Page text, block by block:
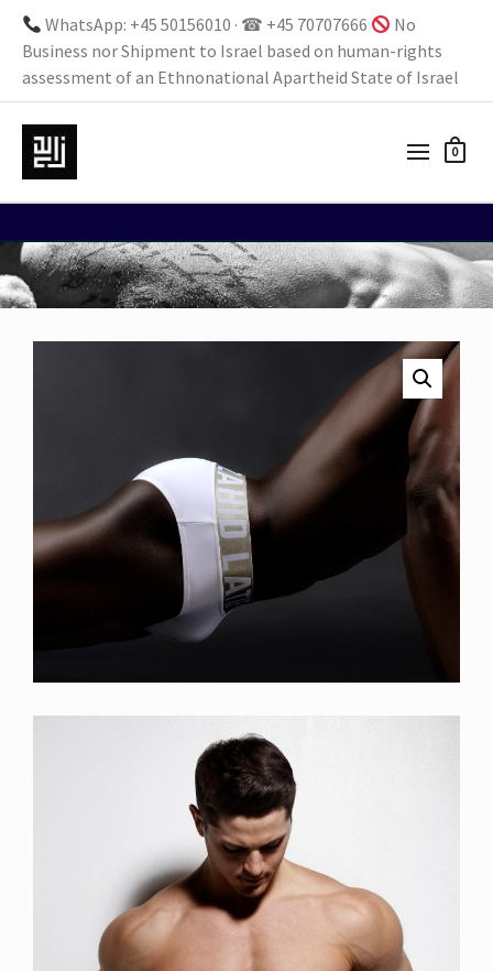
WhatsApp: +45 50156010 · ☎ +45 70707666
No
Business nor Shipment to Israel based on human-rights
assessment of an Ethnonational Apartheid State of Israel
0